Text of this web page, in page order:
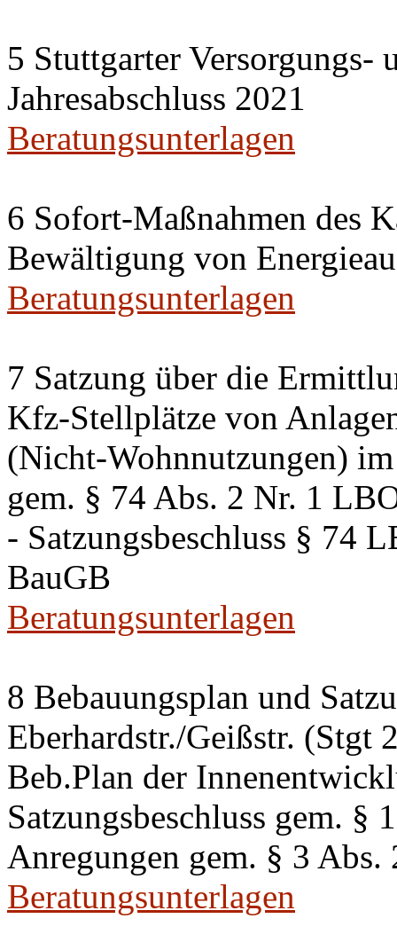
5 Stuttgarter Versorgungs-
Jahresabschluss 2021
Beratungsunterlagen
6 Sofort-Maßnahmen des
Bewältigung von
Beratungsunterlagen
7 Satzung über die
Kfz-Stellplätze von
(Nicht-Wohnnutzungen)
gem. § 74 Abs. 2 Nr. 1
- Satzungsbeschluss § 74
BauGB
Beratungsunterlagen
8 Bebauungsplan und
Eberhardstr./Geißstr. (Stgt
Beb.Plan der
Satzungsbeschluss gem.
Anregungen gem. § 3 Abs.
Beratungsunterlagen